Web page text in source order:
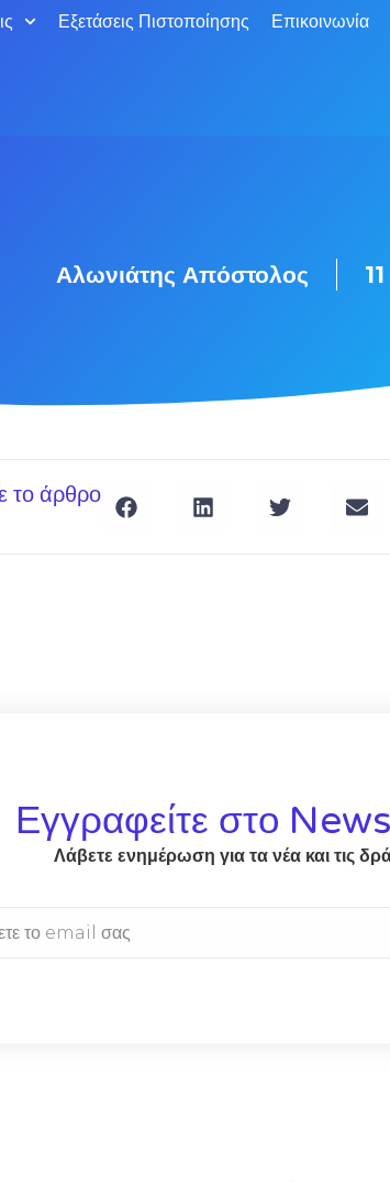
Εξετάσεις Πιστοποίησης Επικοινωνία
Αλωνιάτης Απόστολος
το άρθρο
Εγγραφείτε στο
Λάβετε ενημέρωση για τα νέα και τις